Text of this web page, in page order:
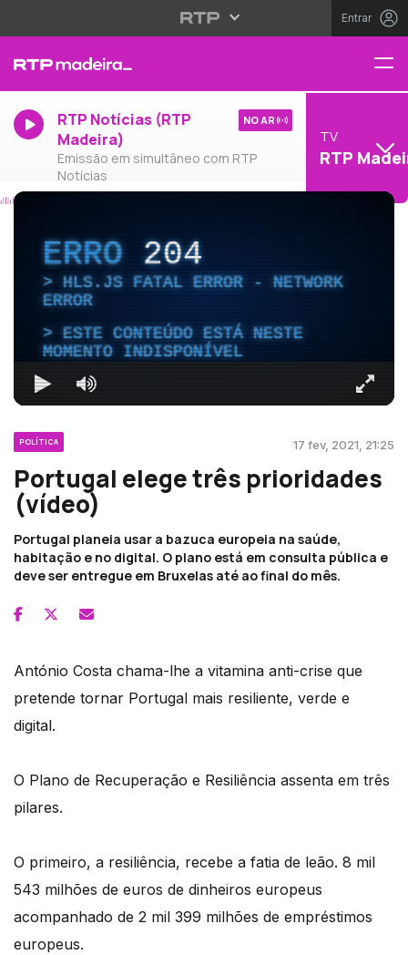
Entrar
RTP Notícias (RTP
Madeira)
Emissão em simultâneo com RTP
Notícias
NO AR
TV
RTP
ERRO204
HLS.JS FATAL ERROR - NETWORK
ERROR
ESTE CONTEÚDO ESTÁ NESTE
MOMENTO INDISPONÍVEL
POLÍTICA 17 fev, 2021, 21:25
Portugal elege três prioridades
(vídeo)
Portugal planeia usar a bazuca europeia na saúde,
habitação e no digital. O plano está em consulta pública e
deve ser entregue em Bruxelas até ao final do mês.
António Costa chama-lhe a vitamina anti-crise que
pretende tornar Portugal mais resiliente, verde e
digital.
O Plano de Recuperação e Resiliência assenta em três
pilares.
O primeiro, a resiliência, recebe a fatia de leão. 8 mil
543 milhões de euros de dinheiros europeus
acompanhado de 2 mil 399 milhões de empréstimos
europeus.